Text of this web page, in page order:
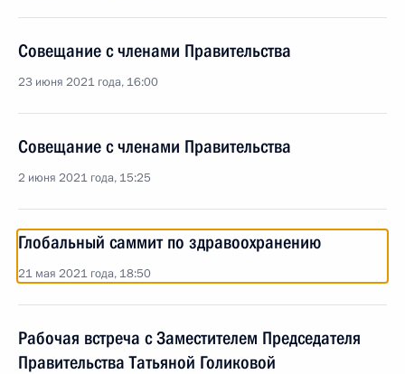
Совещание с членами Правительства
23 июня 2021 года, 16:00
Совещание с членами Правительства
2 июня 2021 года, 15:25
Глобальный саммит по здравоохранению
21 мая 2021 года, 18:50
Рабочая встреча с Заместителем Председателя
Правительства Татьяной Голиковой